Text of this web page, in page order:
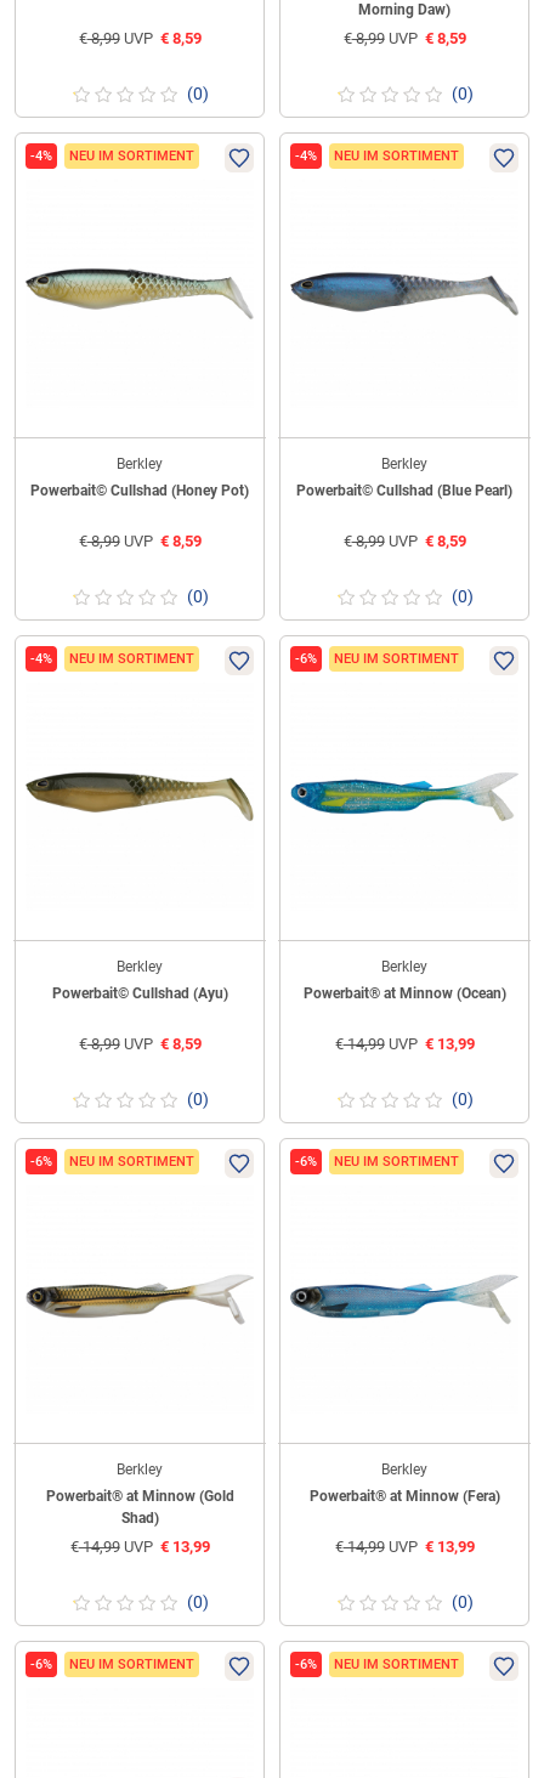
€8,99UVP €8,59
(0)
Morning Daw)
€8,99UVP €8,59
(0)
-4% NEU IM SORTIMENT
Berkley
Powerbait© Cullshad (Honey Pot)
€8,99UVP €8,59
(0)
-4% NEU IM SORTIMENT
Berkley
Powerbait© Cullshad (Blue Pearl)
€8,99UVP €8,59
(0)
-4% NEU IM SORTIMENT
Berkley
Powerbait© Cullshad (Ayu)
€8,99UVP €8,59
(0)
-6% NEU IM SORTIMENT
Berkley
Powerbait® at Minnow (Ocean)
€14,99UVP €13,99
(0)
-6% NEU IM SORTIMENT
Berkley
Powerbait® at Minnow (Gold
Shad)
€14,99UVP €13,99
(0)
-6% NEU IM SORTIMENT
Berkley
Powerbait® at Minnow (Fera)
€14,99UVP €13,99
(0)
-6% NEU IM SORTIMENT -6% NEU IM SORTIMENT